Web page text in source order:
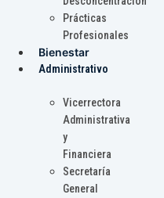
Prácticas
Profesionales
Bienestar
Administrativo
Vicerrectora
Administrativa
y
Financiera
Secretaría
General